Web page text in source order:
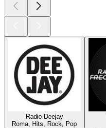
Radio Deejay
Roma, Hits, Rock, Pop